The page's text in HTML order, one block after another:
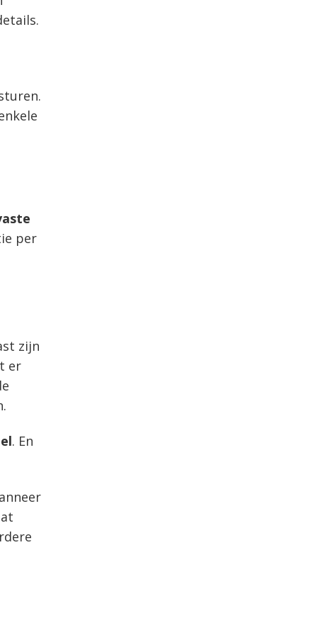
per
zijn
er
. En